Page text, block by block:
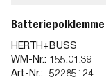
Batteriepolklemme
HERTH+BUSS
WM-Nr.: 155.01.39
Art-Nr.: 52285124